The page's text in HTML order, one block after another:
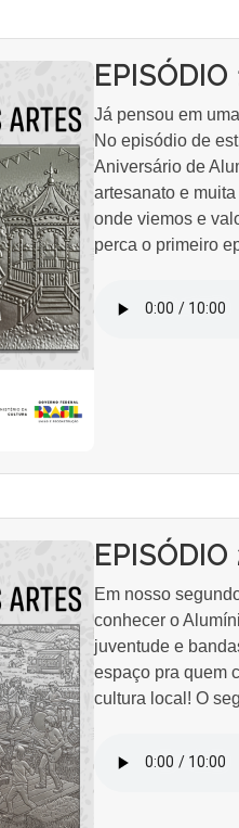
EPISÓDIO
Já pensou em
No episódio de
Aniversário de
artesanato e
onde viemos e
perca o primeiro
EPISÓDIO
Em nosso
conhecer o
juventude e
espaço pra quem
cultura local! O